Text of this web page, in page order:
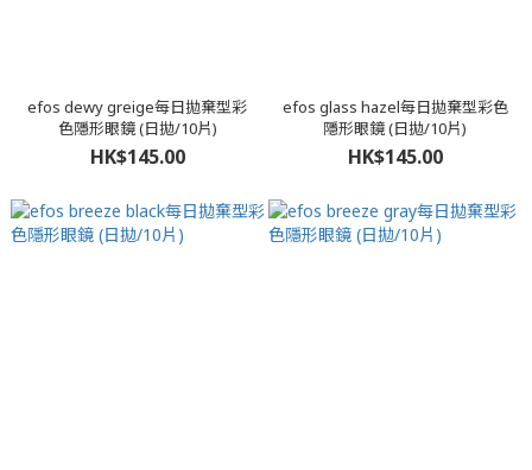
efos dewy greige每日拋棄型彩
色隱形眼鏡 (日拋/10片)
HK$145.00
efos glass hazel每日拋棄型彩色
隱形眼鏡 (日拋/10片)
HK$145.00